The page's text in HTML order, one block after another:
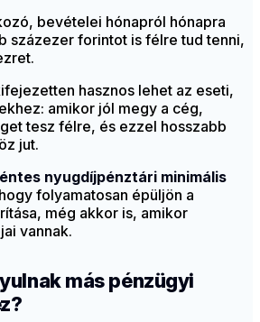
bevételei hónapról hónapra
százezer forintot is félre tud tenni,
hasznos lehet az eseti,
amikor jól megy a cég,
tesz félre, és ezzel hosszabb
jut.
nyugdíjpénztári minimális
folyamatosan épüljön a
még akkor is, amikor
vannak.
más pénzügyi